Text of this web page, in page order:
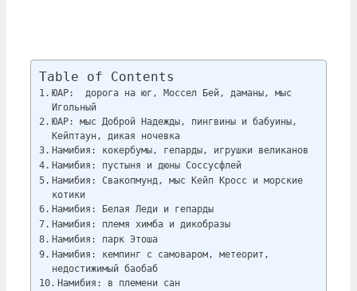
Table of Contents
ЮАР: дорога на юг, Моссел Бей, даманы, мыс
Игольный
ЮАР: мыс Доброй Надежды, пингвины и бабуины,
Кейптаун, дикая ночевка
Намибия: кокербумы, гепарды, игрушки великанов
Намибия: пустыня и дюны Соссусфлей
Намибия: Свакопмунд, мыс Кейп Кросс и морские
котики
Намибия: Белая Леди и гепарды
Намибия: племя химба и дикобразы
Намибия: парк Этоша
Намибия: кемпинг с самоваром, метеорит,
недостижимый баобаб
Намибия: в племени сан